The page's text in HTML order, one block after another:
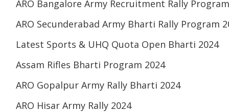
ARO Bangalore Army Recruitment Rally
ARO Secunderabad Army Bharti Rally Program
Latest Sports & UHQ Quota Open Bharti 2024
Assam Rifles Bharti Program 2024
ARO Gopalpur Army Rally Bharti 2024
ARO Hisar Army Rally 2024